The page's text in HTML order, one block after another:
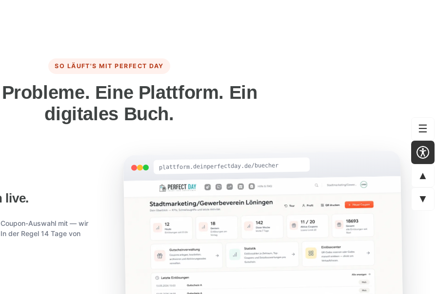
SO LÄUFT'S MIT PERFECT DAY
Eine Plattform. Ein
digitales Buch.
live.
Auswahl mit — wir
der Regel 14 Tage von
plattform.deinperfectday.de/buecher
☰
▲
▼